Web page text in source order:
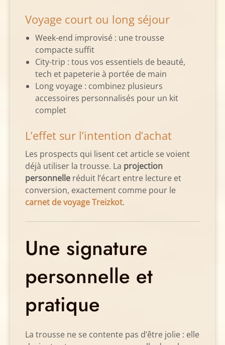
Voyage court ou long séjour
Week-end improvisé : une trousse
compacte suffit
City-trip : tous vos essentiels de beauté,
tech et papeterie à portée de main
Long voyage : combinez plusieurs
accessoires personnalisés pour un kit
complet
L’effet sur l’intention d’achat
Les prospects qui lisent cet article se voient
déjà utiliser la trousse. La projection
personnelle réduit l’écart entre lecture et
conversion, exactement comme pour le
carnet de voyage Treizkot.
Une signature
personnelle et
pratique
La trousse ne se contente pas d’être jolie : elle